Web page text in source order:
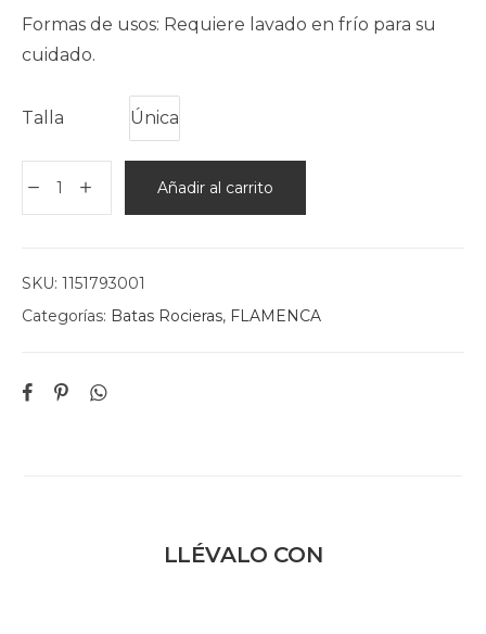
Formas de usos: Requiere lavado en frío para su
cuidado.
Talla Única
Añadir al carrito
SKU: 1151793001
Categorías: Batas Rocieras, FLAMENCA
LLÉVALO CON